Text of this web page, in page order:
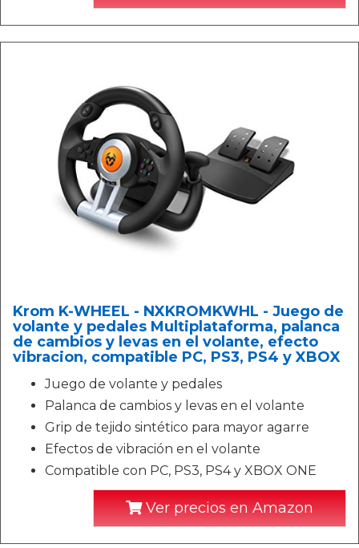
Krom K-WHEEL - NXKROMKWHL - Juego de
volante y pedales Multiplataforma, palanca
de cambios y levas en el volante, efecto
vibracion, compatible PC, PS3, PS4 y XBOX
Juego de volante y pedales
Palanca de cambios y levas en el volante
Grip de tejido sintético para mayor agarre
Efectos de vibración en el volante
Compatible con PC, PS3, PS4 y XBOX ONE
Ver precios en Amazon